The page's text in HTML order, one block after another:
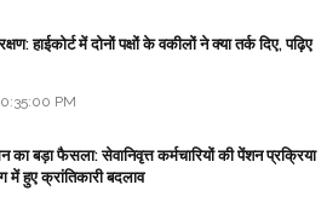
हाईकोर्ट में दोनों पक्षों के वकीलों ने क्या तर्क दिए, पढ़िए
PM
का बड़ा फैसला: सेवानिवृत्त कर्मचारियों की पेंशन प्रक्रिया
हुए क्रांतिकारी बदलाव